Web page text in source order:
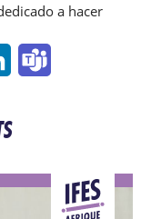
a hacer
LinkedIn